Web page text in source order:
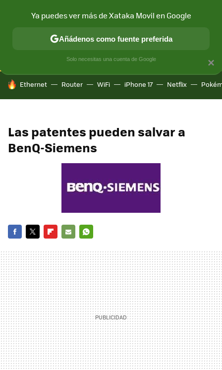
CONECTIVIDAD MÓVIL Y SOCIEDAD APLICACIONES
HOY SE HABLA DE
Ethernet Router WiFi iPhone 17 Netflix
Las patentes pueden salvar a
BenQ-Siemens
MAIL
×
Ya puedes ver más de Xataka Movil en Google
Añádenos como fuente preferida
Solo necesitas una cuenta de Google